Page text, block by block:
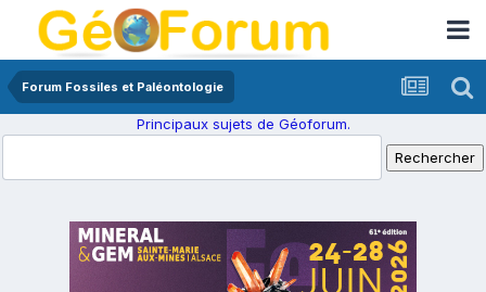
Forum Fossiles et Paléontologie
Principaux sujets de Géoforum.